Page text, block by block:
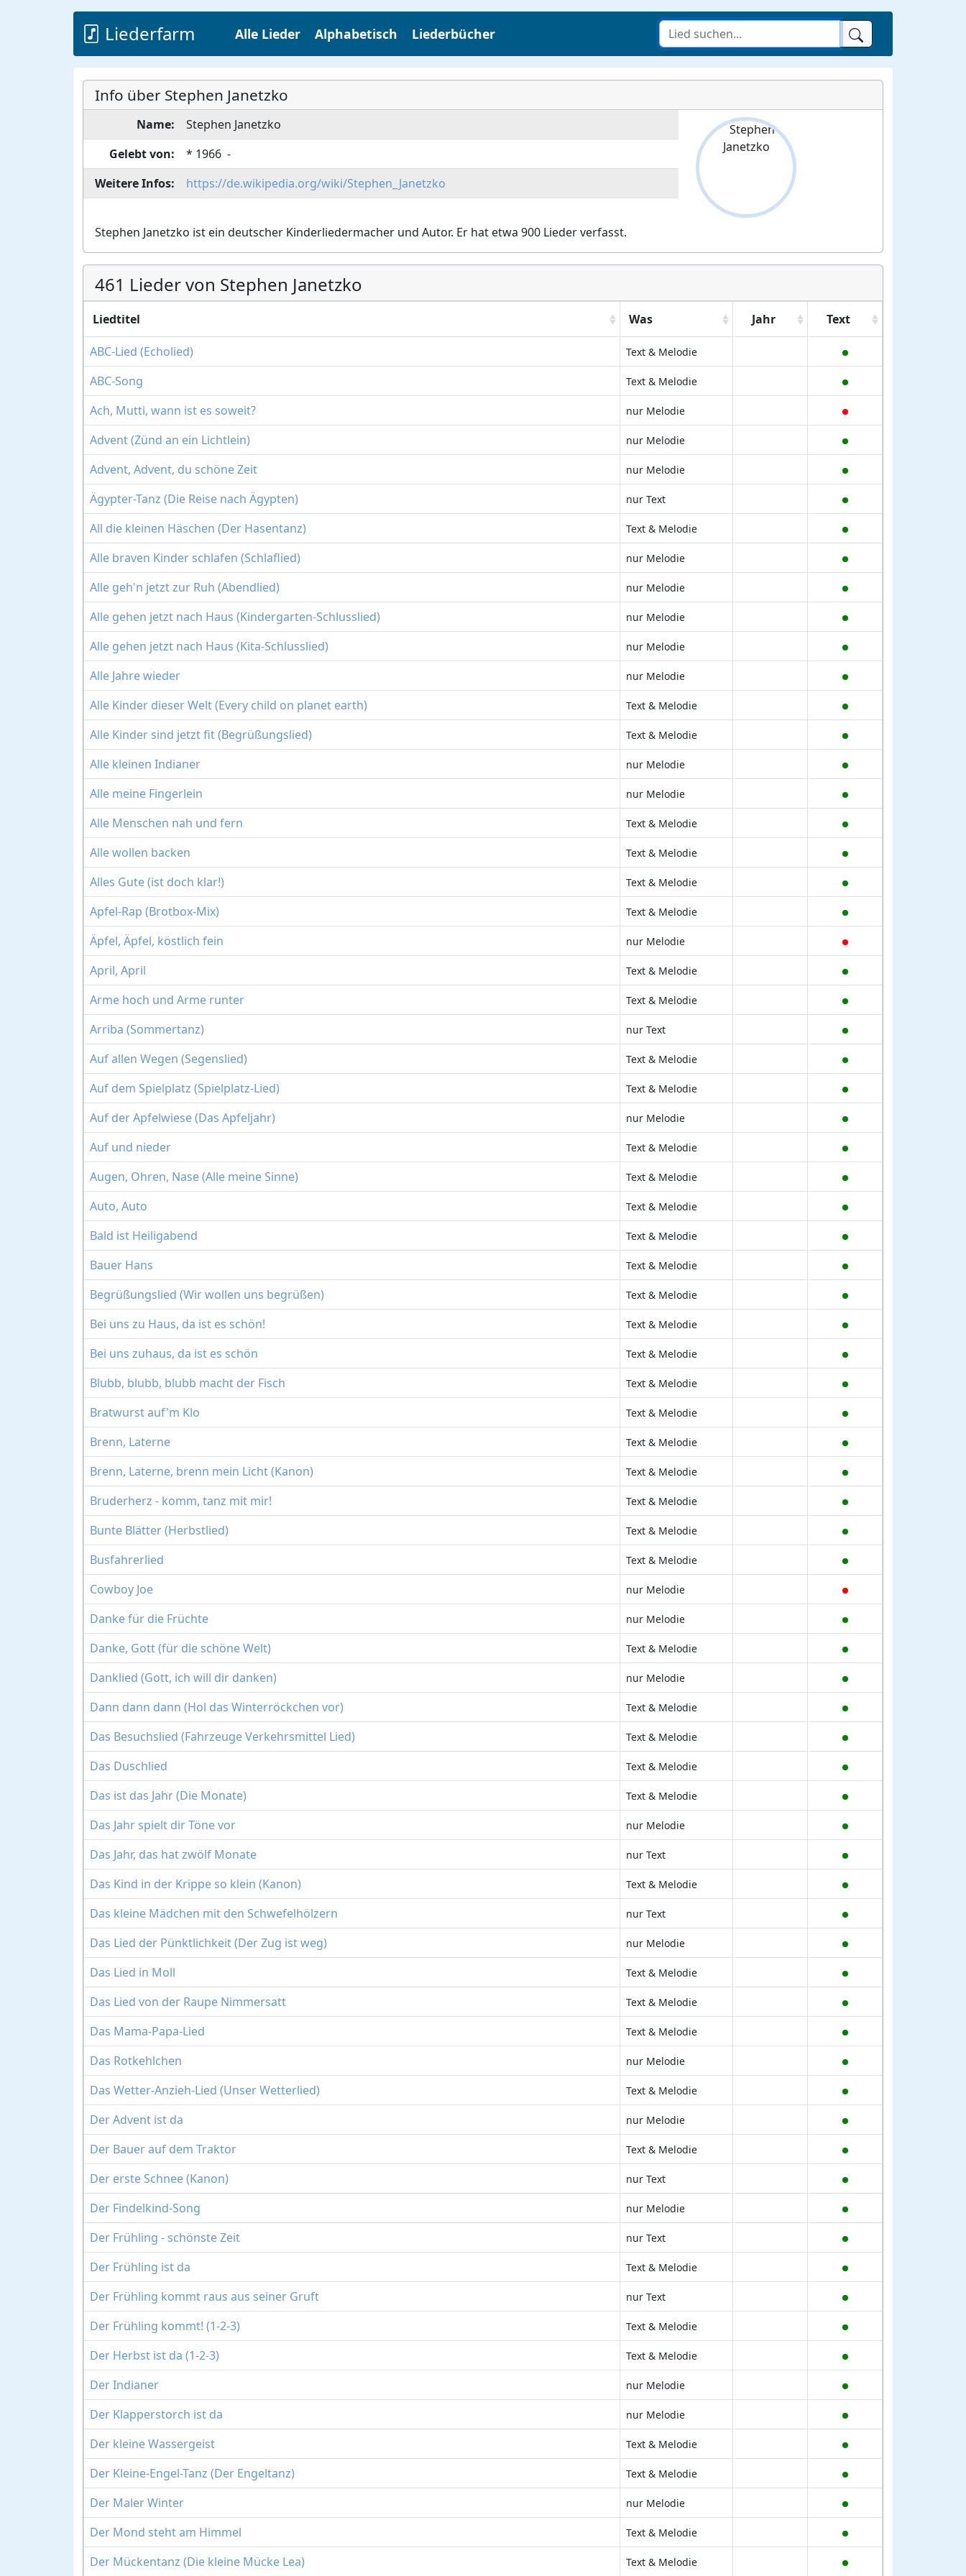
Liederfarm Alle Lieder Alphabetisch Liederbücher
Info über Stephen Janetzko
Name: Stephen Janetzko
Gelebt von:
* 1966 -
Weitere Infos:
https://de.wikipedia.org/wiki/Stephen_Janetzko
Stephen Janetzko ist ein deutscher Kinderliedermacher und Autor. Er hat etwa 900 Lieder verfasst.
461 Lieder von Stephen Janetzko
Liedtitel Was Jahr Text
ABC-Lied (Echolied) Text & Melodie
ABC-Song Text & Melodie
Ach, Mutti, wann ist es soweit? nur Melodie
Advent (Zünd an ein Lichtlein) nur Melodie
Advent, Advent, du schöne Zeit nur Melodie
Ägypter-Tanz (Die Reise nach Ägypten) nur Text
All die kleinen Häschen (Der Hasentanz) Text & Melodie
Alle braven Kinder schlafen (Schlaflied) nur Melodie
Alle geh'n jetzt zur Ruh (Abendlied) nur Melodie
Alle gehen jetzt nach Haus (Kindergarten-Schlusslied) nur Melodie
Alle gehen jetzt nach Haus (Kita-Schlusslied) nur Melodie
Alle Jahre wieder nur Melodie
Alle Kinder dieser Welt (Every child on planet earth) Text & Melodie
Alle Kinder sind jetzt fit (Begrüßungslied) Text & Melodie
Alle kleinen Indianer nur Melodie
Alle meine Fingerlein nur Melodie
Alle Menschen nah und fern Text & Melodie
Alle wollen backen Text & Melodie
Alles Gute (ist doch klar!) Text & Melodie
Apfel-Rap (Brotbox-Mix) Text & Melodie
Äpfel, Äpfel, köstlich fein nur Melodie
April, April Text & Melodie
Arme hoch und Arme runter Text & Melodie
Arriba (Sommertanz) nur Text
Auf allen Wegen (Segenslied) Text & Melodie
Auf dem Spielplatz (Spielplatz-Lied) Text & Melodie
Auf der Apfelwiese (Das Apfeljahr) nur Melodie
Auf und nieder Text & Melodie
Augen, Ohren, Nase (Alle meine Sinne) Text & Melodie
Auto, Auto Text & Melodie
Bald ist Heiligabend Text & Melodie
Bauer Hans Text & Melodie
Begrüßungslied (Wir wollen uns begrüßen) Text & Melodie
Bei uns zu Haus, da ist es schön! Text & Melodie
Bei uns zuhaus, da ist es schön Text & Melodie
Blubb, blubb, blubb macht der Fisch Text & Melodie
Bratwurst auf'm Klo Text & Melodie
Brenn, Laterne Text & Melodie
Brenn, Laterne, brenn mein Licht (Kanon) Text & Melodie
Bruderherz - komm, tanz mit mir! Text & Melodie
Bunte Blätter (Herbstlied) Text & Melodie
Busfahrerlied Text & Melodie
Cowboy Joe nur Melodie
Danke für die Früchte nur Melodie
Danke, Gott (für die schöne Welt) Text & Melodie
Danklied (Gott, ich will dir danken) nur Melodie
Dann dann dann (Hol das Winterröckchen vor) Text & Melodie
Das Besuchslied (Fahrzeuge Verkehrsmittel Lied) Text & Melodie
Das Duschlied Text & Melodie
Das ist das Jahr (Die Monate) Text & Melodie
Das Jahr spielt dir Töne vor nur Melodie
Das Jahr, das hat zwölf Monate nur Text
Das Kind in der Krippe so klein (Kanon) Text & Melodie
Das kleine Mädchen mit den Schwefelhölzern nur Text
Das Lied der Pünktlichkeit (Der Zug ist weg) nur Melodie
Das Lied in Moll Text & Melodie
Das Lied von der Raupe Nimmersatt Text & Melodie
Das Mama-Papa-Lied Text & Melodie
Das Rotkehlchen nur Melodie
Das Wetter-Anzieh-Lied (Unser Wetterlied) Text & Melodie
Der Advent ist da nur Melodie
Der Bauer auf dem Traktor Text & Melodie
Der erste Schnee (Kanon) nur Text
Der Findelkind-Song nur Melodie
Der Frühling - schönste Zeit nur Text
Der Frühling ist da Text & Melodie
Der Frühling kommt raus aus seiner Gruft nur Text
Der Frühling kommt! (1-2-3) Text & Melodie
Der Herbst ist da (1-2-3) Text & Melodie
Der Indianer nur Melodie
Der Klapperstorch ist da nur Melodie
Der kleine Wassergeist Text & Melodie
Der Kleine-Engel-Tanz (Der Engeltanz) Text & Melodie
Der Maler Winter nur Melodie
Der Mond steht am Himmel Text & Melodie
Der Mückentanz (Die kleine Mücke Lea) Text & Melodie